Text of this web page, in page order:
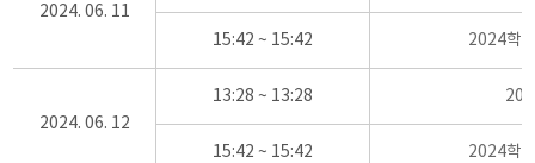
2024. 06. 11
15:42 ~ 15:42 2024학
2024. 06. 12
13:28 ~ 13:28
15:42 ~ 15:42 2024학